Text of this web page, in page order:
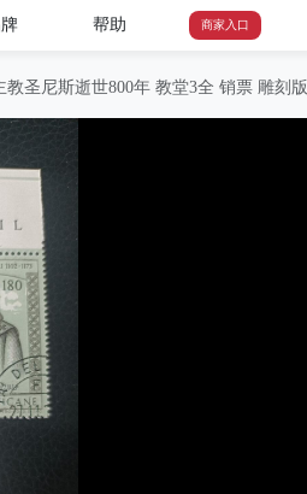
帮助 商家入口
圣尼斯逝世800年 教堂3全 销票 雕刻版